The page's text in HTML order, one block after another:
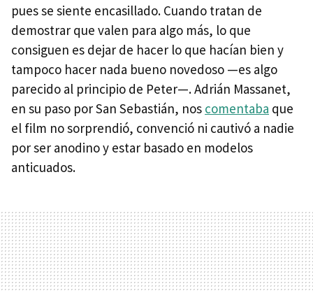
pues se siente encasillado. Cuando tratan de
demostrar que valen para algo más, lo que
consiguen es dejar de hacer lo que hacían bien y
tampoco hacer nada bueno novedoso —es algo
parecido al principio de Peter—. Adrián Massanet,
en su paso por San Sebastián, nos comentaba que
el film no sorprendió, convenció ni cautivó a nadie
por ser anodino y estar basado en modelos
anticuados.